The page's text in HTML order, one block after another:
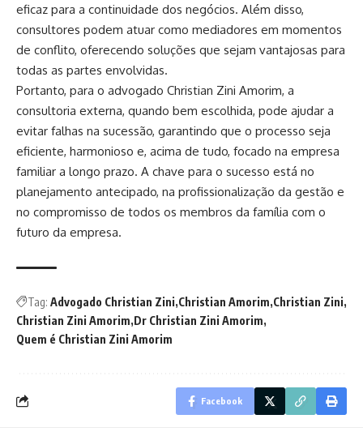
eficaz para a continuidade dos negócios. Além disso,
consultores podem atuar como mediadores em momentos
de conflito, oferecendo soluções que sejam vantajosas para
todas as partes envolvidas.
Portanto, para o advogado Christian Zini Amorim, a
consultoria externa, quando bem escolhida, pode ajudar a
evitar falhas na sucessão, garantindo que o processo seja
eficiente, harmonioso e, acima de tudo, focado na empresa
familiar a longo prazo. A chave para o sucesso está no
planejamento antecipado, na profissionalização da gestão e
no compromisso de todos os membros da família com o
futuro da empresa.
Tag: Advogado Christian Zini Christian Amorim Christian Zini
Christian Zini Amorim Dr Christian Zini Amorim
Quem é Christian Zini Amorim
Facebook